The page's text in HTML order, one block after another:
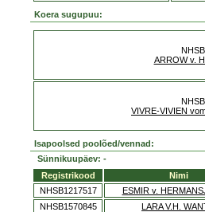
Koera sugupuu:
ARROW v.
VIVRE-VIVIEN
Isapoolsed poolõed/vennad:
Sünnikuupäev: -
Registrikood
Nimi
NHSB1217517
ESMIR v.
NHSB1570845
LARA V.H.